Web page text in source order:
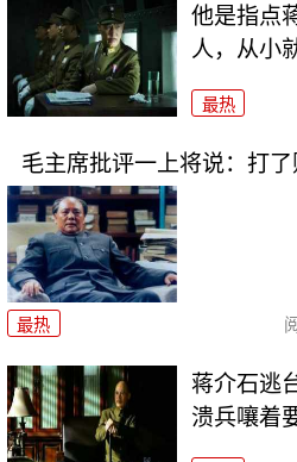
他是指点
人，从小
最热
毛主席批评一上将说：打了
最热
蒋介石逃
溃兵嚷着